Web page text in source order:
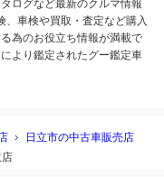
ログなど最新のクルマ情報
、車検や買取・査定など購入
為のお役立ち情報が満載で
より鑑定されたグー鑑定車
日立市の中古車販売店